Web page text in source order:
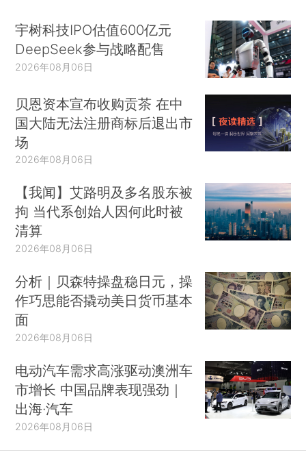
宇树科技IPO估值600亿元
DeepSeek参与战略配售
2026年08月06日
贝恩资本宣布收购贡茶 在中
国大陆无法注册商标后退出市
场
2026年08月06日
【我闻】艾路明及多名股东被
拘 当代系创始人因何此时被
清算
2026年08月06日
分析｜贝森特操盘稳日元，操
作巧思能否撬动美日货币基本
面
2026年08月06日
电动汽车需求高涨驱动澳洲车
市增长 中国品牌表现强劲｜
出海·汽车
2026年08月06日